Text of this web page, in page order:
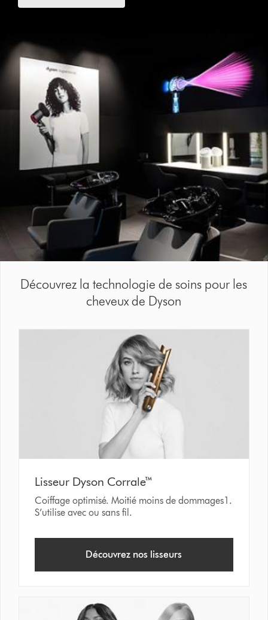
Découvrez la technologie de soins pour les
cheveux de Dyson
Lisseur Dyson Corrale™
Coiffage optimisé. Moitié moins de dommages1.
S’utilise avec ou sans fil.
Découvrez nos lisseurs